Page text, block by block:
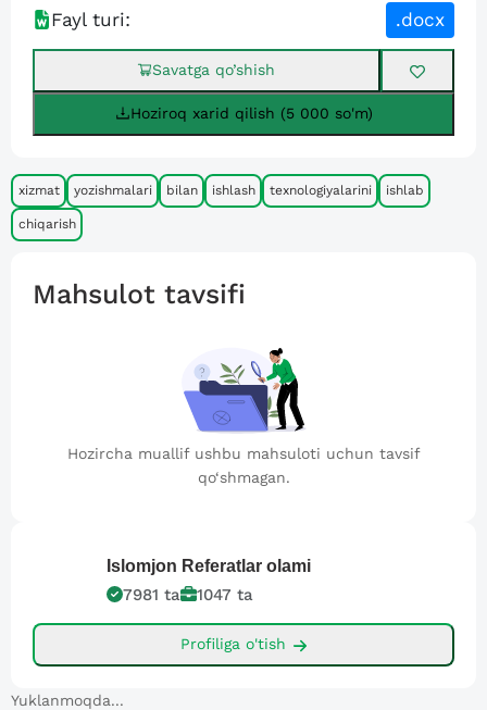
Fayl turi:
.docx
Savatga qo’shish
Hoziroq xarid qilish (5 000 so'm)
xizmat yozishmalari bilan ishlash texnologiyalarini ishlab
chiqarish
Mahsulot tavsifi
Hozircha muallif ushbu mahsuloti uchun tavsif
qo‘shmagan.
Islomjon Referatlar olami
7981 ta 1047 ta
Profiliga o'tish
Yuklanmoqda...